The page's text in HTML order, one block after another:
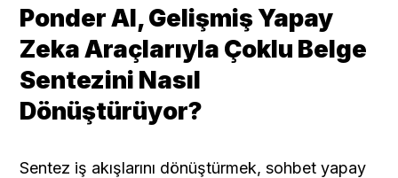
Ponder AI, Gelişmiş Yapay
Zeka Araçlarıyla Çoklu Belge
Sentezini Nasıl
Dönüştürüyor?
Sentez iş akışlarını dönüştürmek, sohbet yapay